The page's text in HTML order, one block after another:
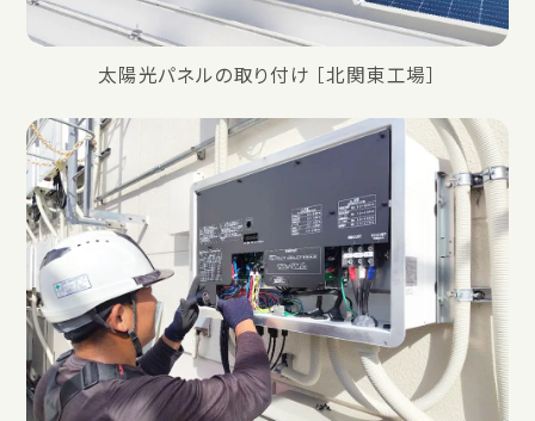
太陽光パネルの取り付け ［北関東工場］